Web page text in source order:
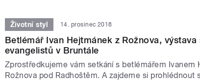
Životní styl 14. prosinec 2018
Betlémář Ivan Hejtmánek z Rožnova, výstava
evangelistů v Bruntále
Zprostředkujeme vám setkání s betlémářem Ivanem
Rožnova pod Radhoštěm. A zajdeme si prohlédnout